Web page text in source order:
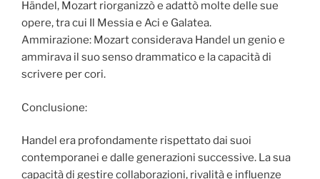
Händel, Mozart riorganizzò e adattò molte delle sue
opere, tra cui Il Messia e Aci e Galatea.
Ammirazione: Mozart considerava Handel un genio e
ammirava il suo senso drammatico e la capacità di
scrivere per cori.
Conclusione:
Handel era profondamente rispettato dai suoi
contemporanei e dalle generazioni successive. La sua
capacità di gestire collaborazioni, rivalità e influenze